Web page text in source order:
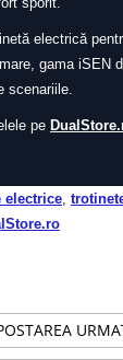
electrică
gama iSEN
scenariile.
pe
electrice,